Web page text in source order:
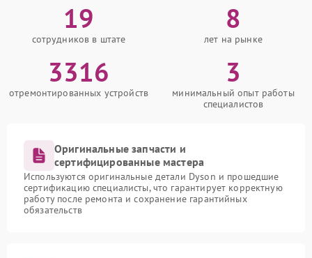
19
сотрудников в штате
8
лет на рынке
3316
отремонтированных устройств
3
минимальный опыт работы
специалистов
Оригинальные запчасти и
сертифицированные мастера
Используются оригинальные детали Dyson и прошедшие
сертификацию специалисты, что гарантирует корректную
работу после ремонта и сохранение гарантийных
обязательств